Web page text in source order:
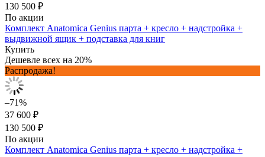
130 500 ₽
По акции
Комплект Anatomica Genius парта + кресло + надстройка +
выдвижной ящик + подставка для книг
Купить
Дешевле всех на 20%
Распродажа!
–71%
37 600 ₽
130 500 ₽
По акции
Комплект Anatomica Genius парта + кресло + надстройка +